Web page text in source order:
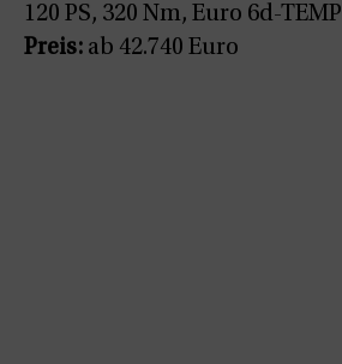
120 PS, 320 Nm, Euro 6d-TEMP
Preis: ab 42.740 Euro